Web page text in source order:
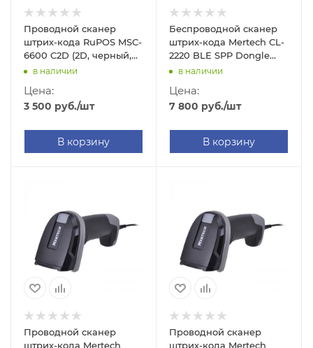
Проводной сканер
штрих-кода RuPOS MSC-
6600 C2D (2D, черный,
без подставки)
в наличии
Цена:
3 500 руб./шт
В корзину
Беспроводной сканер
штрих-кода Mertech CL-
2220 BLE SPP Dongle
P2D (2D, черный, без
в наличии
Цена:
7 800 руб./шт
В корзину
Проводной сканер
штрих-кода Mertech
Проводной сканер
штрих-кода Mertech